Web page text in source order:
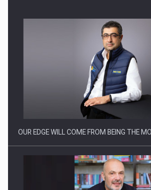
Producatorii si comerciantii care nu se
OUR EDGE WILL COME FROM BEING THE